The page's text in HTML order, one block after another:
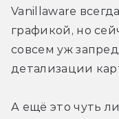
Vanillaware
графикой, но
совсем уж
детализации
А ещё это чуть